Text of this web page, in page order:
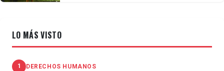
LO MÁS VISTO
1 DERECHOS HUMANOS